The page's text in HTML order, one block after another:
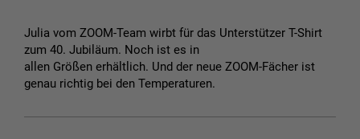
Julia vom ZOOM-Team wirbt für das Unterstützer T-Shirt
zum 40. Jubiläum. Noch ist es in
allen Größen erhältlich. Und der neue ZOOM-Fächer ist
genau richtig bei den Temperaturen.